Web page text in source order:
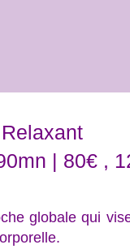
| 80€ ,
globale qui